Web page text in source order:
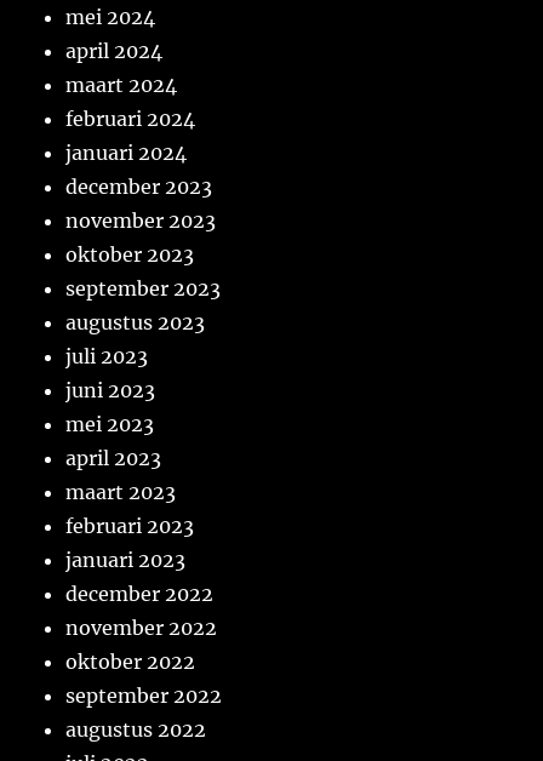
mei 2024
april 2024
maart 2024
februari 2024
januari 2024
december 2023
november 2023
oktober 2023
september 2023
augustus 2023
juli 2023
juni 2023
mei 2023
april 2023
maart 2023
februari 2023
januari 2023
december 2022
november 2022
oktober 2022
september 2022
augustus 2022